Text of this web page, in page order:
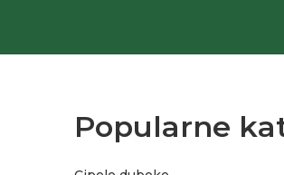
Popularne